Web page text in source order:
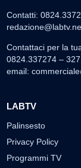
Contatti:
Contattaci per la
0824.337274 –
email:
LABTV
Palinsesto
Privacy Policy
Programmi TV